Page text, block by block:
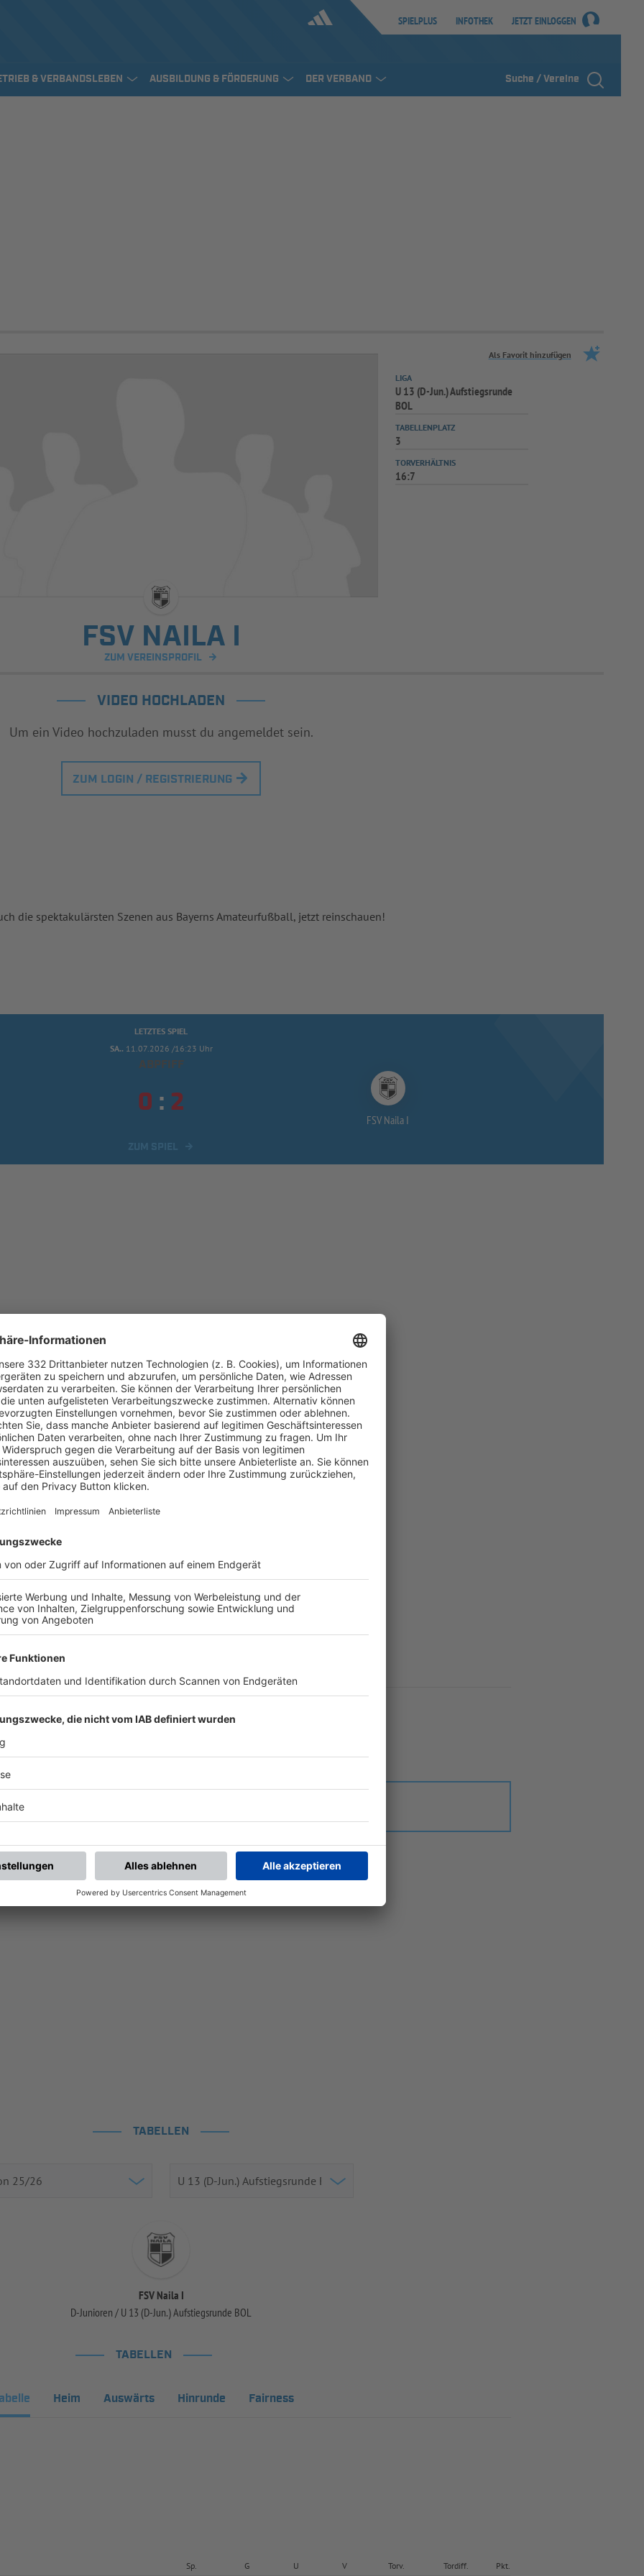
SPIELPLUS INFOTHEK JETZT EINLOGGEN
& VERBANDSLEBEN AUSBILDUNG & FÖRDERUNG DER VERBAND Suche / Vereine
Als Favorit hinzufügen
FSV NAILA I
ZUM VEREINSPROFIL
LIGA
U 13 (D-Jun.) Aufstiegsrunde
BOL
TABELLENPLATZ
3
TORVERHÄLTNIS
16:7
VIDEO HOCHLADEN
Um ein Video hochzuladen musst du angemeldet sein.
ZUM LOGIN / REGISTRIERUNG
die spektakulärsten Szenen aus Bayerns Amateurfußball, jetzt reinschauen!
LETZTES SPIEL
SA.. 11.07.2026 /16:23 Uhr
ABPFIFF
 : 
FSV Naila I
UNSERE NEUIGKEITEN FÜR DICH
ALLE NEWS
TABELLEN
FSV Naila I
D-Junioren / U 13 (D-Jun.) Aufstiegsrunde BOL
TABELLEN
Heim Auswärts Hinrunde Fairness
Sp. G U V Torv. Tordiff. Pkt.